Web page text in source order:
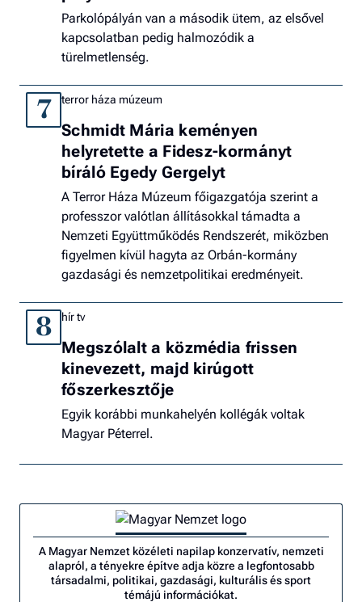
Parkolópályán van a második ütem, az elsővel
kapcsolatban pedig halmozódik a
türelmetlenség.
7 terror háza múzeum
Schmidt Mária keményen
helyretette a Fidesz-kormányt
bíráló Egedy Gergelyt
A Terror Háza Múzeum főigazgatója szerint a
professzor valótlan állításokkal támadta a
Nemzeti Együttműködés Rendszerét, miközben
figyelmen kívül hagyta az Orbán-kormány
gazdasági és nemzetpolitikai eredményeit.
8 hír tv
Megszólalt a közmédia frissen
kinevezett, majd kirúgott
főszerkesztője
Egyik korábbi munkahelyén kollégák voltak
Magyar Péterrel.
A Magyar Nemzet közéleti napilap konzervatív, nemzeti
alapról, a tényekre építve adja közre a legfontosabb
társadalmi, politikai, gazdasági, kulturális és sport
témájú információkat.